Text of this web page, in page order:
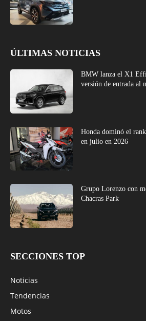
ÚLTIMAS NOTICIAS
BMW lanza el X1
versión de entrada al
Honda dominó el
en julio en 2026
Grupo Lorenzo con
Chacras Park
SECCIONES TOP
Noticias
Tendencias
Motos